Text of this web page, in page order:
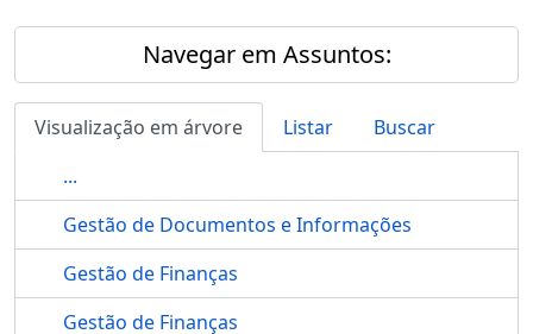
Navegar em Assuntos:
Visualização em árvore Listar
Buscar
...
Gestão de Documentos e Informações
Gestão de Finanças
Gestão de Finanças